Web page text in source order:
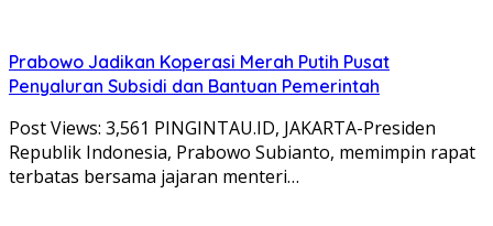
Prabowo Jadikan Koperasi Merah Putih Pusat
Penyaluran Subsidi dan Bantuan Pemerintah
Post Views: 3,561 PINGINTAU.ID, JAKARTA-Presiden
Republik Indonesia, Prabowo Subianto, memimpin rapat
terbatas bersama jajaran menteri…